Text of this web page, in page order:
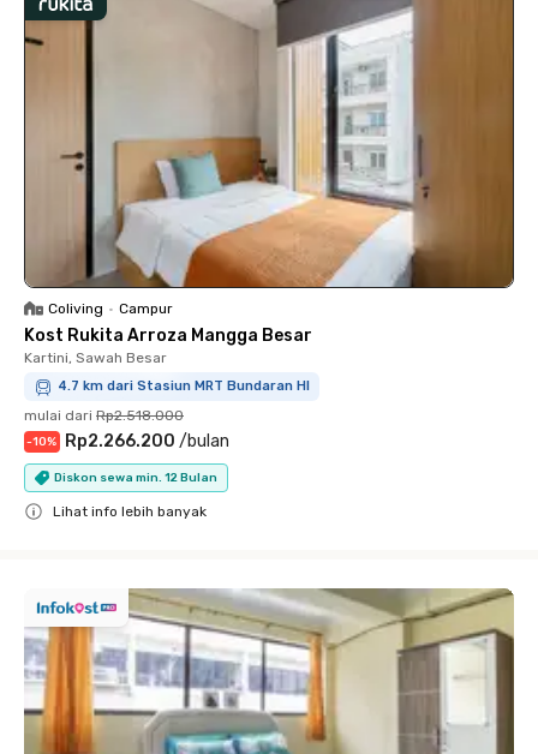
Coliving • Campur
Kost Rukita Arroza Mangga Besar
Kartini, Sawah Besar
4.7 km dari Stasiun MRT Bundaran HI
mulai dari Rp2.518.000
-10% Rp2.266.200 /bulan
Diskon sewa min. 12 Bulan
Lihat info lebih banyak